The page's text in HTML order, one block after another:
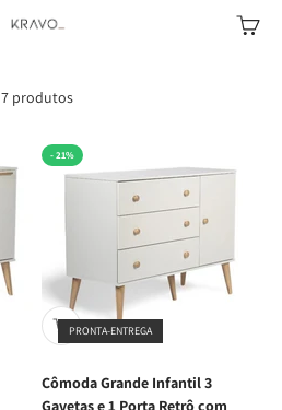
KRAVO urban design Abrir
7 produtos
- 21%
PRONTA-ENTREGA
Cômoda Grande Infantil 3
Gavetas e 1 Porta Retrô com